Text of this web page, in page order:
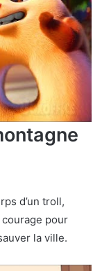
d’un troll,
pour
la ville.